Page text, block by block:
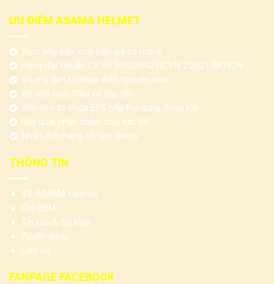
ƯU ĐIỂM ASAMA HELMET
Trực tiếp sản xuất nên giá cả hợp lí
Hàng đạt chuẩn CR số 51523042 QCVN 2:2021/BKHCN
Vỏ mũ làm từ nhựa ABS nguyên sinh
Độ bền cao, chịu va đập tốt
Xốp làm từ nhựa EPS hấp thụ xung động tốt
Dây quai chắc chắn, chịu lực tốt
Nhận đơn hàng 63 tỉnh thành
THÔNG TIN
Về ASAMA Helmet
Gói OEM
Tin tức & Sự kiện
Tuyển dụng
Liên hệ
FANPAGE FACEBOOK